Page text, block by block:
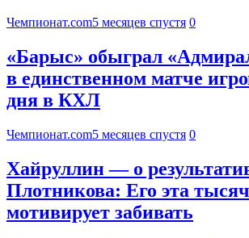
Чемпионат.com5 месяцев спустя 0
«Барыс» обыграл
в единственном матче
дня в КХЛ
Чемпионат.com5 месяцев спустя 0
Хайруллин — о
Плотникова: Его эта
мотивирует забивать